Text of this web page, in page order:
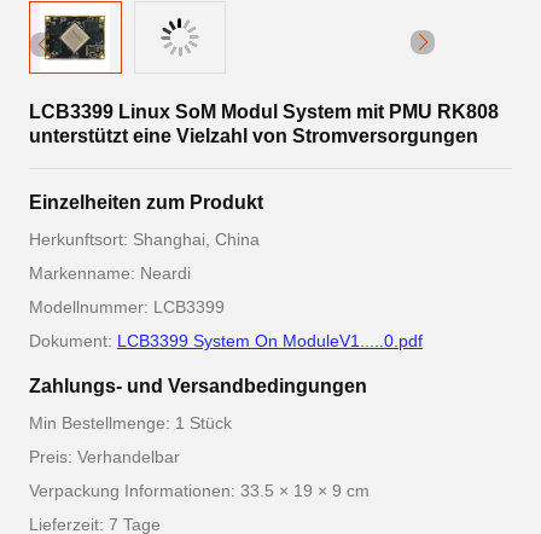
LCB3399 Linux SoM Modul System mit PMU RK808
unterstützt eine Vielzahl von Stromversorgungen
Einzelheiten zum Produkt
Herkunftsort: Shanghai, China
Markenname: Neardi
Modellnummer: LCB3399
Dokument: LCB3399 System On ModuleV1.....0.pdf
Zahlungs- und Versandbedingungen
Min Bestellmenge: 1 Stück
Preis: Verhandelbar
Verpackung Informationen: 33.5 × 19 × 9 cm
Lieferzeit: 7 Tage